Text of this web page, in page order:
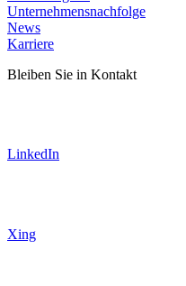
Unternehmensnachfolge
News
Karriere
Bleiben Sie in Kontakt
LinkedIn
Xing